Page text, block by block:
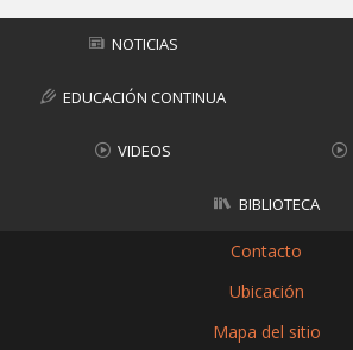
NOTICIAS
EDUCACIÓN CONTINUA
VIDEOS
BIBLIOTECA
Contacto
Ubicación
Mapa del sitio